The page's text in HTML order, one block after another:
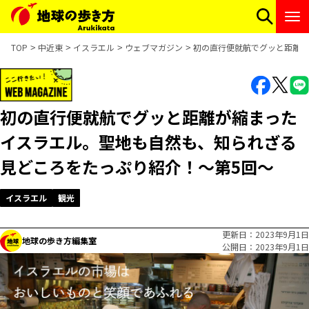
TOP 中近東 イスラエル ウェブマガジン 初の直行便就航でグッと距離
初の直行便就航でグッと距離が縮まった
イスラエル。聖地も自然も、知られざる
見どころをたっぷり紹介！〜第5回〜
イスラエル 観光
地球の歩き方編集室
更新日
2023年9月1日
公開日
2023年9月1日